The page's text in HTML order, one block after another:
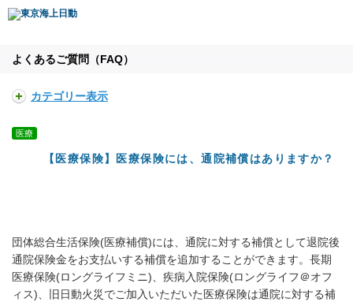
よくあるご質問（FAQ）
カテゴリー表示
医療
【医療保険】医療保険には、通院補償はありますか？
団体総合生活保険(医療補償)には、通院に対する補償として退院後
通院保険金をお支払いする補償を追加することができます。長期
医療保険(ロングライフミニ)、疾病入院保険(ロングライフ＠オフ
ィス)、旧日動火災でご加入いただいた医療保険は通院に対する補